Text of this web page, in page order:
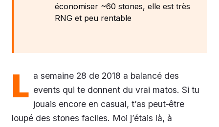
économiser ~60 stones, elle est très
RNG et peu rentable
L a semaine 28 de 2018 a balancé des
events qui te donnent du vrai matos. Si tu
jouais encore en casual, t’as peut‑être
loupé des stones faciles. Moi j’étais là, à